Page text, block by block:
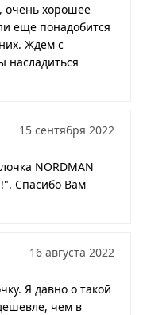
очень хорошее
еще понадобится
Ждем с
насладиться
15 сентября 2022
NORDMAN
Спасибо Вам
16 августа 2022
Я давно о такой
чем в